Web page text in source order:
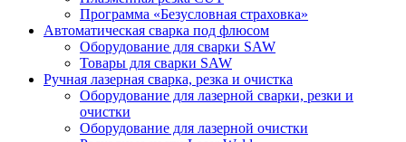
Программа «Безусловная страховка»
Автоматическая сварка под флюсом
Оборудование для сварки SAW
Товары для сварки SAW
Ручная лазерная сварка, резка и очистка
Оборудование для лазерной сварки, резки и
очистки
Оборудование для лазерной очистки